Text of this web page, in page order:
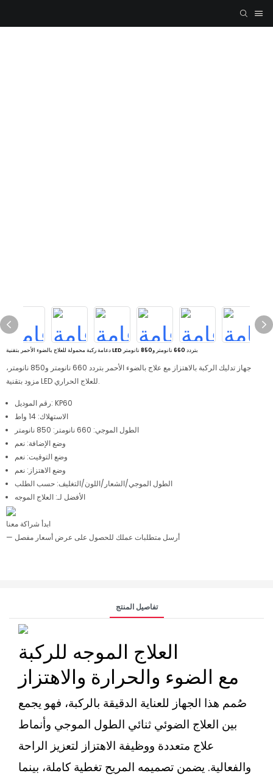
دعامة ركبة محمولة للعلاج بالضوء الأحمر بتقنية LED بتردد 660 نانومتر و850 نانومتر
جهاز تدليك الركبة بالاهتزاز مع علاج بالضوء الأحمر بتردد 660 نانومتر و850 نانومتر،
مزود بتقنية LED للعلاج الحراري.
رقم الموديل: KP60
الاستهلاك: 14 واط
الطول الموجي: 660 نانومتر: 850 نانومتر
وضع الإضافة: نعم
وضع التوقيت: نعم
وضع الاهتزاز: نعم
الطول الموجي/الشعار/اللون/التغليف: حسب الطلب
الأفضل لـ: العلاج الموجه
ابدأ شراكة معنا
— أرسل متطلبات عملك للحصول على عرض أسعار مفصل
تفاصيل المنتج
العلاج الموجه للركبة
مع الضوء والحرارة والاهتزاز
صُمم هذا الجهاز للعناية الدقيقة بالركبة، فهو يجمع
بين العلاج الضوئي ثنائي الطول الموجي وأنماط
علاج متعددة ووظيفة الاهتزاز لتعزيز الراحة
والفعالية. يضمن تصميمه المريح تغطية كاملة، بينما